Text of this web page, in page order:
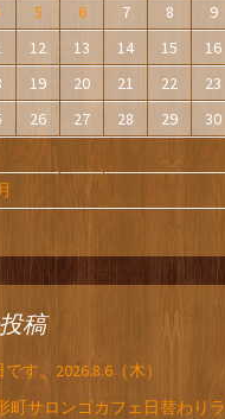
5 6 7 8
9
12 13 14 15
16
19 20 21 22
23
26 27 28 29
30
稿
す。2026.8.6（木）
町サロンゴカフェ日替わりラ